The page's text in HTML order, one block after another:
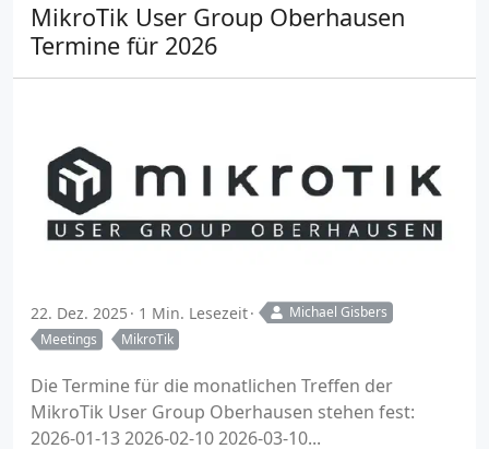
MikroTik User Group Oberhausen
Termine für 2026
22. Dez. 2025 1 Min. Lesezeit
Michael Gisbers
Meetings
MikroTik
Die Termine für die monatlichen Treffen der
MikroTik User Group Oberhausen stehen fest:
2026-01-13 2026-02-10 2026-03-10...